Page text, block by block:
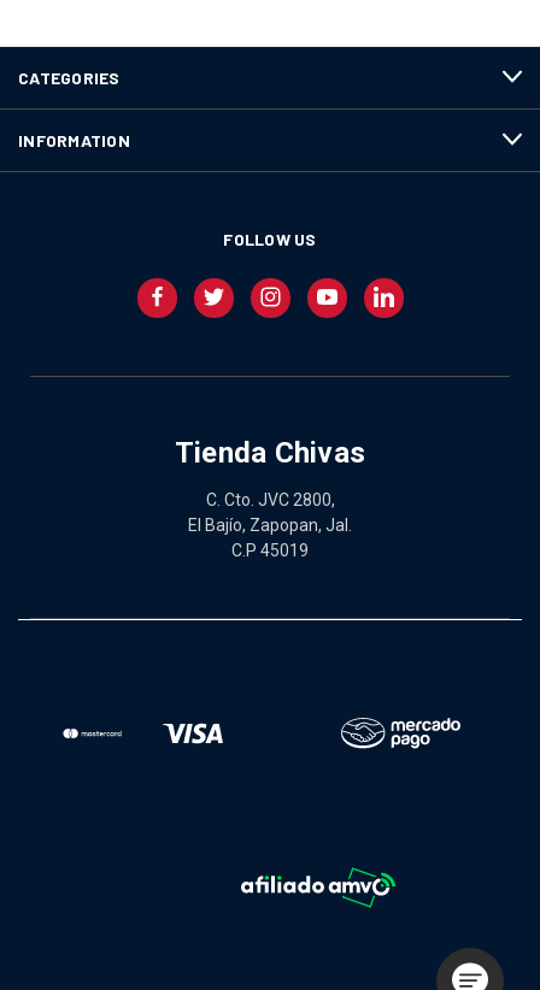
CATEGORIES
INFORMATION
FOLLOW US
Tienda Chivas
C. Cto. JVC 2800,
El Bajío, Zapopan, Jal.
C.P 45019